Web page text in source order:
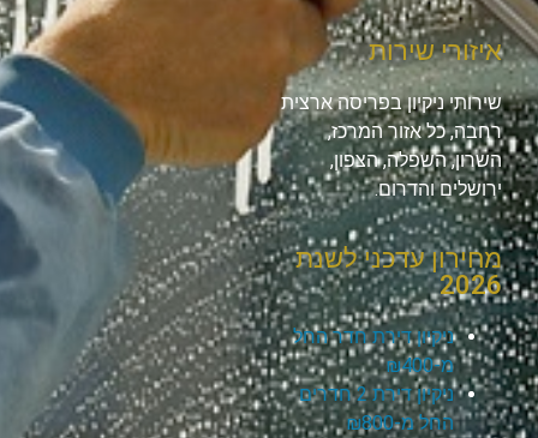
איזורי שירות
שירותי ניקיון בפריסה ארצית
רחבה, כל אזור המרכז,
השרון, השפלה, הצפון,
ירושלים והדרום.
מחירון עדכני לשנת
2026
ניקיון דירת חדר החל
מ-₪400
ניקיון דירת 2 חדרים
החל מ-₪800